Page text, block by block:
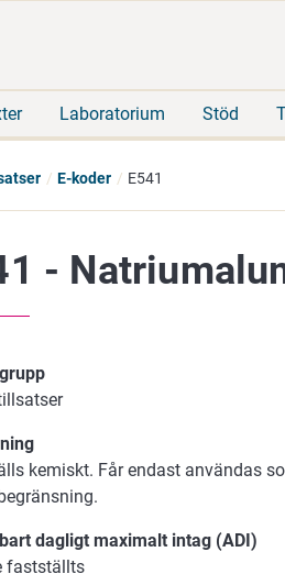
Laboratorium Stöd
E-koder E541
-
kemiskt. Får endast användas
dagligt maximalt intag (ADI)
fastställts